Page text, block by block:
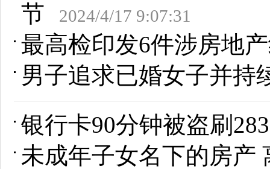
节
2024/4/17 9:07:31
最高检印发6件涉房地
男子追求已婚女子并持
银行卡90分钟被盗刷
未成年子女名下的房产